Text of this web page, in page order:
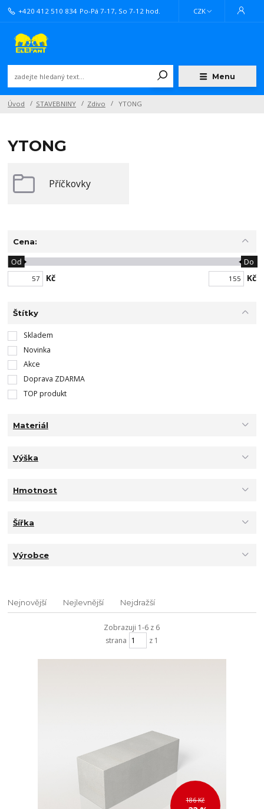
Menu
CZK
+420 412 510 834 Po-Pá 7-17, So 7-12 hod.
Úvod STAVEBNINY Zdivo YTONG
YTONG
Příčkovky
Cena:
Kč
Od Do
Kč
Štítky
Skladem
Novinka
Akce
Doprava ZDARMA
TOP produkt
Materiál
Výška
Hmotnost
Šířka
Výrobce
Nejnovější Nejlevnější Nejdražší
Zobrazuji 1-6 z 6
strana
z 1
186 Kč